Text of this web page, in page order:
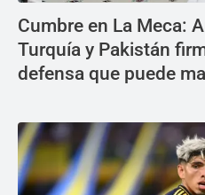
Cumbre en La Meca:
Turquía y Pakistán
defensa que puede